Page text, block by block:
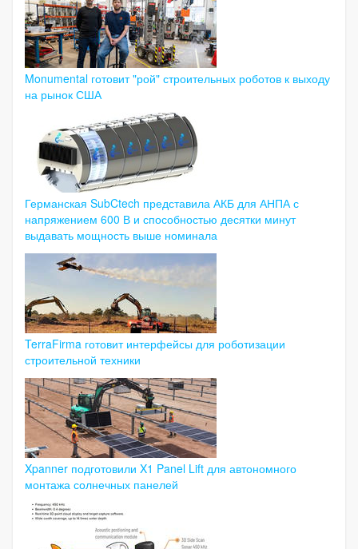
Monumental готовит "рой" строительных роботов к выходу
на рынок США
Германская SubCtech представила АКБ для АНПА с
напряжением 600 В и способностью десятки минут
выдавать мощность выше номинала
TerraFirma готовит интерфейсы для роботизации
строительной техники
Xpanner подготовили X1 Panel Lift для автономного
монтажа солнечных панелей